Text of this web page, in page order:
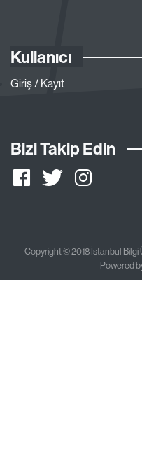
Kullanıcı
Giriş / Kayıt
Bizi Takip Edin
Copyright © 2018 İstanbul Bilgi
Powered